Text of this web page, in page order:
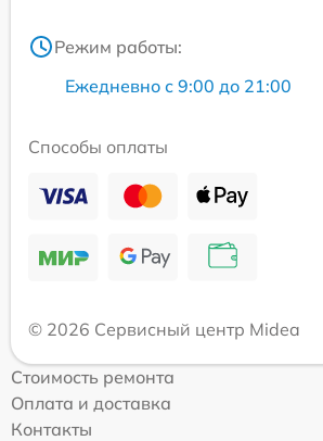
Режим работы:
Ежедневно с 9:00 до 21:00
Способы оплаты
© 2026 Сервисный центр Midea
Стоимость ремонта
Оплата и доставка
Контакты